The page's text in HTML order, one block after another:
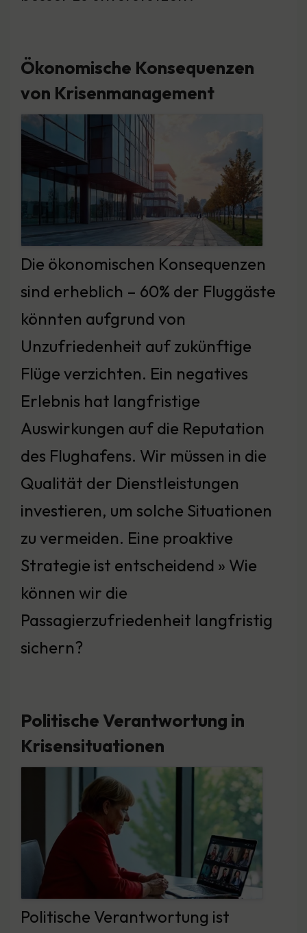
Ökonomische Konsequenzen
von Krisenmanagement
Die ökonomischen Konsequenzen
sind erheblich – 60% der Fluggäste
könnten aufgrund von
Unzufriedenheit auf zukünftige
Flüge verzichten. Ein negatives
Erlebnis hat langfristige
Auswirkungen auf die Reputation
des Flughafens. Wir müssen in die
Qualität der Dienstleistungen
investieren, um solche Situationen
zu vermeiden. Eine proaktive
Strategie ist entscheidend » Wie
können wir die
Passagierzufriedenheit langfristig
sichern?
Politische Verantwortung in
Krisensituationen
Politische Verantwortung ist